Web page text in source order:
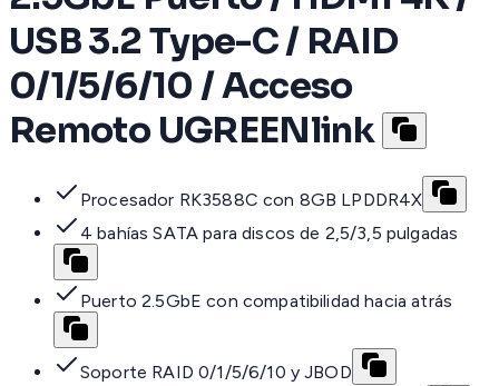
USB 3.2 Type-C / RAID
0/1/5/6/10 / Acceso
Remoto UGREENlink
Procesador RK3588C con 8GB LPDDR4X
4 bahías SATA para discos de 2,5/3,5 pulgadas
Puerto 2.5GbE con compatibilidad hacia atrás
Soporte RAID 0/1/5/6/10 y JBOD